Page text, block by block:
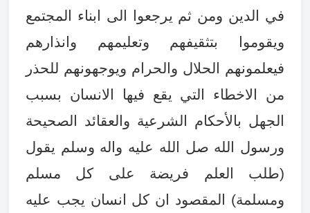
في الدين ومن ثم يرجعوا الى ابناء المجتمع
ويقوموا بتثقيفهم وتعليمهم وانذارهم
فيعلمونهم الحلال والحرام ويوجهونهم للحذر
من الاخطاء التي يقع فيها الانسان بسبب
الجهل بالأحكام الشرعية والعقائد الصحيحة
ورسول الله صل الله عليه واله وسلم يقول
(طلب العلم فريضة على كل مسلم
ومسلمة) المقصود ان كل انسان يجب عليه